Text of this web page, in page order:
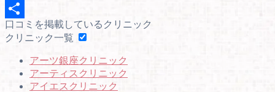
共
口コミを掲載しているクリニック
クリニック一覧
アーツ銀座クリニック
アーティスクリニック
アイエスクリニック